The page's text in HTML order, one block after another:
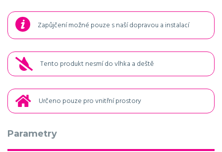
Zapůjčení možné pouze s naší dopravou a instalací
Tento produkt nesmí do vlhka a deště
Určeno pouze pro vnitřní prostory
Parametry